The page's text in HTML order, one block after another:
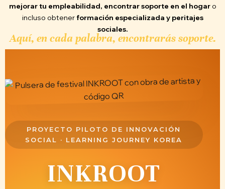
mejorar tu empleabilidad, encontrar soporte en el hogaro
incluso obtenerformación especializada y peritajes
sociales.
Aquí, en cada palabra, encontrarás soporte.
PROYECTO PILOTO DE INNOVACIÓN
SOCIAL · LEARNING JOURNEY KOREA
INKROOT